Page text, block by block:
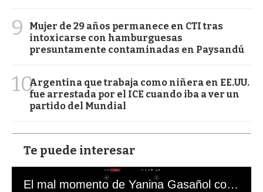
9
Mujer de 29 años permanece en CTI tras
intoxicarse con hamburguesas
presuntamente contaminadas en Paysandú
10Argentina que trabaja como niñera en EE.UU.
fue arrestada por el ICE cuando iba a ver un
partido del Mundial
Te puede interesar
El mal momento de Yanina Gasañol con un hincha argentino en "Subrayado"